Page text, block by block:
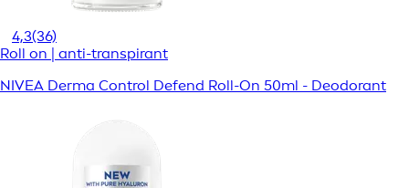
4,3(36)
Roll on | anti-transpirant
NIVEA Derma Control Defend Roll-On 50ml - Deodorant